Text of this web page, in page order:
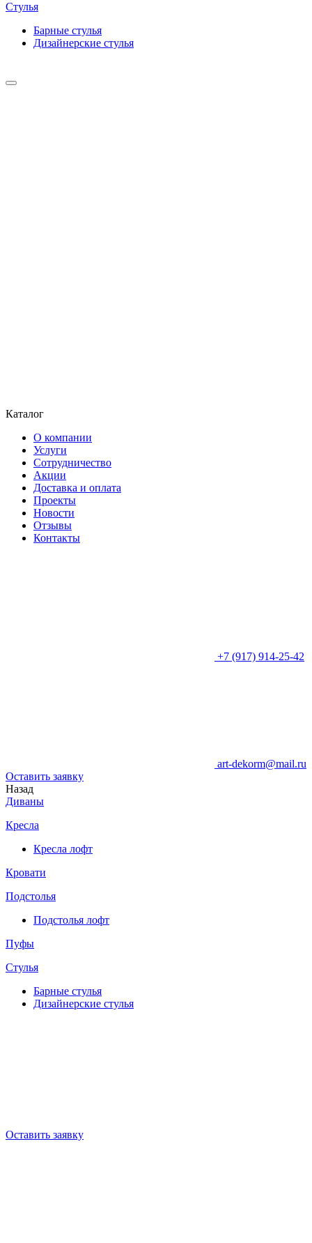
Стулья
Барные cтулья
Дизайнерские cтулья
Каталог
О компании
Услуги
Сотрудничество
Акции
Доставка и оплата
Проекты
Новости
Отзывы
Контакты
+7 (917) 914-25-42
art-dekorm@mail.ru
Оставить заявку
Назад
Диваны
Кресла
Кресла лофт
Кровати
Подстолья
Подстолья лофт
Пуфы
Стулья
Барные cтулья
Дизайнерские cтулья
Оставить заявку